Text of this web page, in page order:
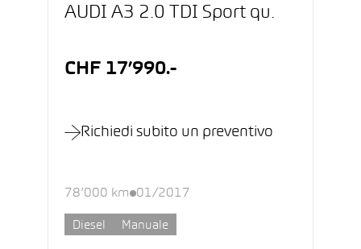
AUDI A3 2.0 TDI Sport qu.
CHF 17’990.-
Richiedi subito un preventivo
78’000 km 01/2017
Diesel Manuale